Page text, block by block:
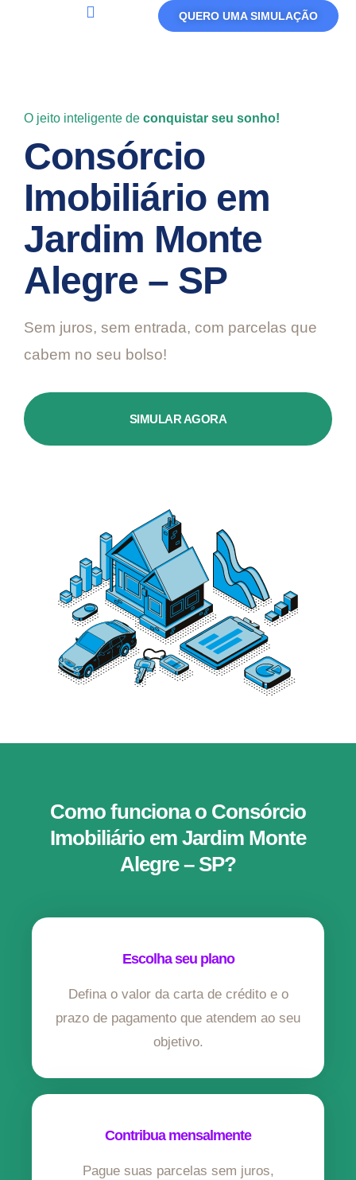
QUERO UMA SIMULAÇÃO
O jeito inteligente de conquistar seu sonho!
Consórcio
Imobiliário em
Jardim Monte
Alegre – SP
Sem juros, sem entrada, com parcelas que
cabem no seu bolso!
SIMULAR AGORA
Como funciona o Consórcio
Imobiliário em Jardim Monte
Alegre – SP?
Escolha seu plano
Defina o valor da carta de crédito e o
prazo de pagamento que atendem ao seu
objetivo.
Contribua mensalmente
Pague suas parcelas sem juros,